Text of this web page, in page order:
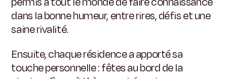
dans la bonne humeur, entre rires, défis et une
saine rivalité.
Ensuite, chaque résidence a apporté sa
touche personnelle : fêtes au bord de la